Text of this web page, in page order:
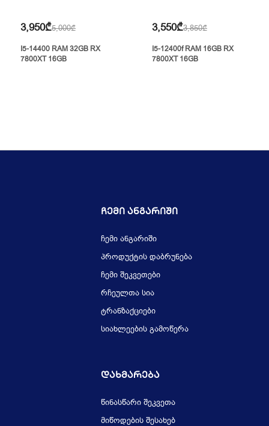
3,950₾5,000₾
I5-14400 RAM 32GB RX
7800XT 16GB
3,550₾3,850₾
I5-12400f RAM 16GB RX
7800XT 16GB
Ჩემი Ანგარიში
ჩემი ანგარიში
პროდუქტის დაბრუნება
ჩემი შეკვეთები
რჩეულთა სია
ტრანზაქციები
სიახლეების გამოწერა
Დახმარება
წინასწარი შეკვეთა
მიწოდების შესახებ